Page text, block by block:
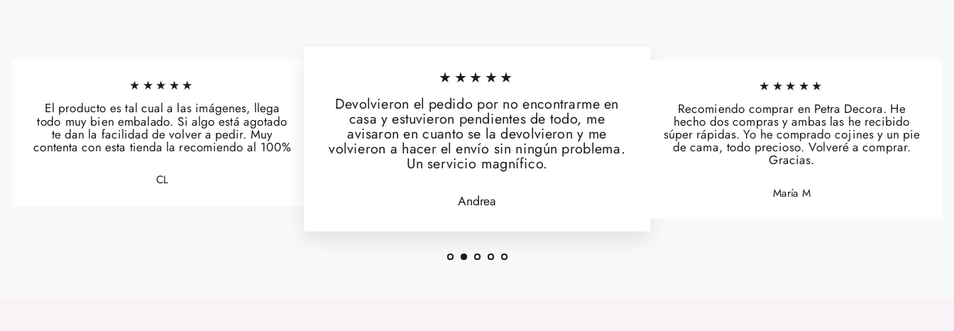
★★★★★
El producto es tal cual a las imágenes, llega
todo muy bien embalado. Si algo está agotado
te dan la facilidad de volver a pedir. Muy
contenta con esta tienda la recomiendo al 100%
CL
★★★★★
Devolvieron el pedido por no encontrarme en
casa y estuvieron pendientes de todo, me
avisaron en cuanto se la devolvieron y me
volvieron a hacer el envío sin ningún problema.
Un servicio magnífico.
Andrea
★★★★★
Recomiendo comprar en Petra Decora. He
hecho dos compras y ambas las he recibido
súper rápidas. Yo he comprado cojines y un pie
de cama, todo precioso. Volveré a comprar.
Gracias.
María M